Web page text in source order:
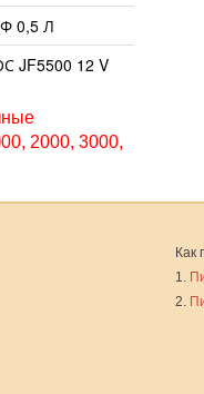
0,5 Л
12 V
2000, 3000,
Как
1.
2.